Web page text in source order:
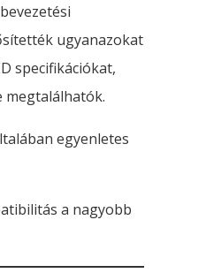
ugyanazokat
specifikációkat,
megtalálhatók.
egyenletes
a nagyobb